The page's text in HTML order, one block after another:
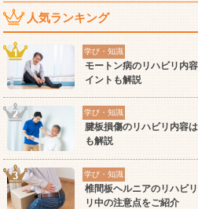
人気ランキング
学び・知識
モートン病のリハビリ内
イントも解説
学び・知識
腱板損傷のリハビリ内容
も解説
学び・知識
椎間板ヘルニアのリハビ
リ中の注意点をご紹介